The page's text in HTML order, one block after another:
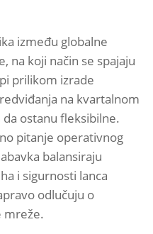
između globalne
na koji način se spajaju
prilikom izrade
na kvartalnom
ostanu fleksibilne.
pitanje operativnog
balansiraju
i sigurnosti lanca
odlučuju o
mreže.